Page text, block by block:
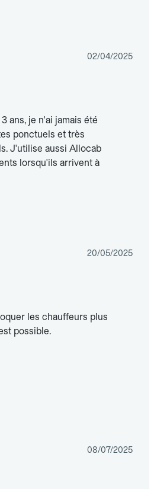
02/04/2025
ans, je n'ai jamais été
ponctuels et très
J'utilise aussi Allocab
lorsqu'ils arrivent à
20/05/2025
les chauffeurs plus
possible.
08/07/2025